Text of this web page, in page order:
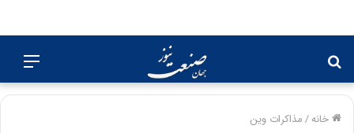
برای
خانه/مذاکرات وین